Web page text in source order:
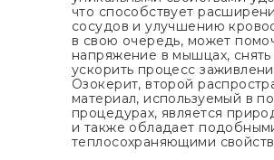
что способствует
сосудов и улучшению
в свою очередь, может
напряжение в мышцах, снять
ускорить процесс
Озокерит, второй
материал, используемый в
процедурах, является
и также обладает
теплосохраняющими